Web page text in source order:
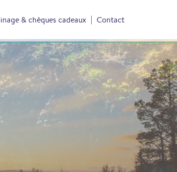
& chèques cadeaux Contact